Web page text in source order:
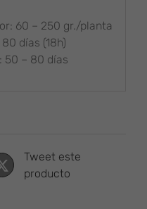
60 – 250 gr./planta
días (18h)
50 – 80 días
Tweet este
producto